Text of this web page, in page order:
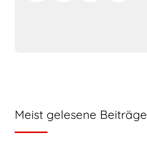
Meist gelesene Beiträge